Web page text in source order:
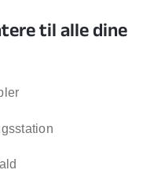
til alle dine